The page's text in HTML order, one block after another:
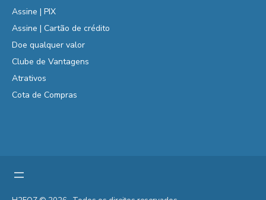
Assine | PIX
Assine | Cartão de crédito
Doe qualquer valor
Clube de Vantagens
Atrativos
Cota de Compras